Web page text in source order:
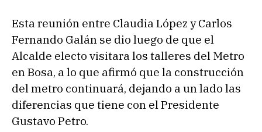
Esta reunión entre Claudia López y Carlos
Fernando Galán se dio luego de que el
Alcalde electo visitara los talleres del Metro
en Bosa, a lo que afirmó que la construcción
del metro continuará, dejando a un lado las
diferencias que tiene con el Presidente
Gustavo Petro.